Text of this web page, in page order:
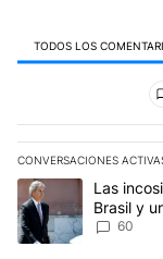
TODOS LOS
Todos los
CONVERSACIONES
Este listado
Un artículo de
Las
Brasil y
concepto
60